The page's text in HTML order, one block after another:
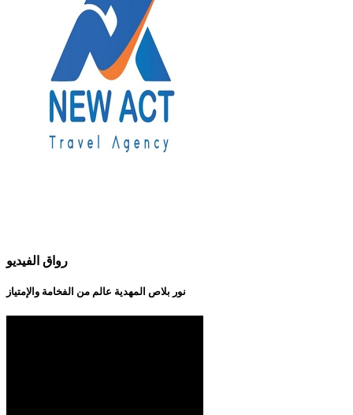
رواق الفيديو
نور بلاص المهدية عالم من الفخامة والإمتياز